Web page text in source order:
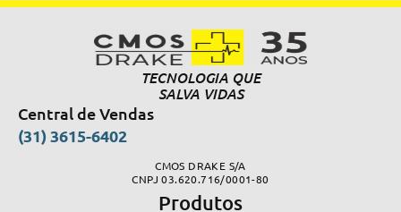
TECNOLOGIA QUE
SALVA VIDAS
Central de Vendas
(31) 3615-6402
CMOS DRAKE S/A
CNPJ 03.620.716/0001-80
Produtos